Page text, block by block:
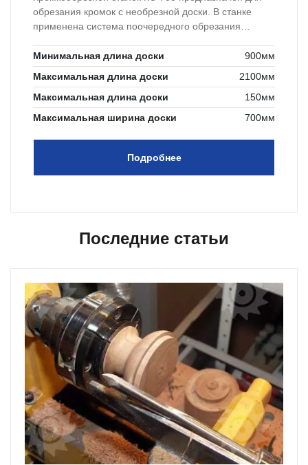
обрезания кромок с необрезной доски. В станке
применена система поочередного обрезания
Минимальная длина доски
900мм
Максимальная длина доски
2100мм
Максимальная длина доски
150мм
Максимальная ширина доски
700мм
Подробнее
Последние статьи